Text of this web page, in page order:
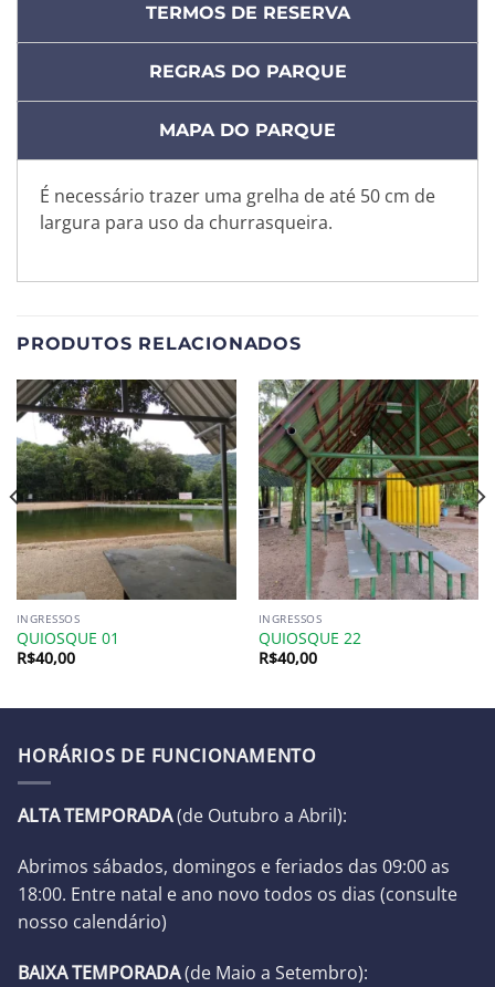
TERMOS DE RESERVA
REGRAS DO PARQUE
MAPA DO PARQUE
É necessário trazer uma grelha de até 50 cm de
largura para uso da churrasqueira.
PRODUTOS RELACIONADOS
INGRESSOS
QUIOSQUE 01
R$40,00
INGRESSOS
QUIOSQUE 22
R$40,00
HORÁRIOS DE FUNCIONAMENTO
ALTA TEMPORADA(de Outubro a Abril):
Abrimos sábados, domingos e feriados das 09:00 as
18:00. Entre natal e ano novo todos os dias (consulte
nosso calendário)
BAIXA TEMPORADA(de Maio a Setembro):